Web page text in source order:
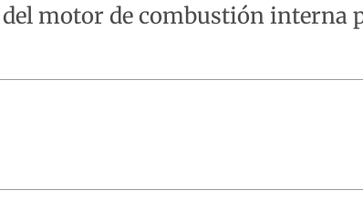
motor de combustión interna